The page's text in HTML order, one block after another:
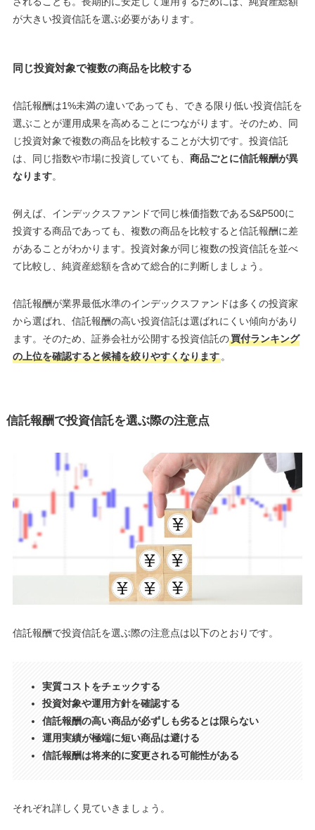
が大きい投資信託を選ぶ必要があります。
同じ投資対象で複数の商品を比較する
信託報酬は1%未満の違いであっても、できる限り低い投資信託を
選ぶことが運用成果を高めることにつながります。そのため、同
じ投資対象で複数の商品を比較することが大切です。投資信託
は、同じ指数や市場に投資していても、 商品ごとに信託報酬が異
なります。
例えば、インデックスファンドで同じ株価指数であるS&P500に
投資する商品であっても、複数の商品を比較すると信託報酬に差
があることがわかります。投資対象が同じ複数の投資信託を並べ
て比較し、純資産総額を含めて総合的に判断しましょう。
信託報酬が業界最低水準のインデックスファンドは多くの投資家
から選ばれ、信託報酬の高い投資信託は選ばれにくい傾向があり
ます。そのため、証券会社が公開する投資信託の買付ランキング
の上位を確認すると候補を絞りやすくなります。
信託報酬で投資信託を選ぶ際の注意点
信託報酬で投資信託を選ぶ際の注意点は以下のとおりです。
実質コストをチェックする
投資対象や運用方針を確認する
信託報酬の高い商品が必ずしも劣るとは限らない
運用実績が極端に短い商品は避ける
信託報酬は将来的に変更される可能性がある
それぞれ詳しく見ていきましょう。